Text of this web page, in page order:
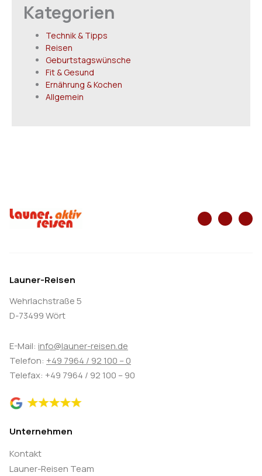
Kategorien
Technik & Tipps
Reisen
Geburtstagswünsche
Fit & Gesund
Ernährung & Kochen
Allgemein
Launer-Reisen
Wehrlachstraße 5
D-73499 Wört
E-Mail: info@launer-reisen.de
Telefon: +49 7964 / 92 100 – 0
Telefax: +49 7964 / 92 100 – 90
Unternehmen
Kontakt
Launer-Reisen Team